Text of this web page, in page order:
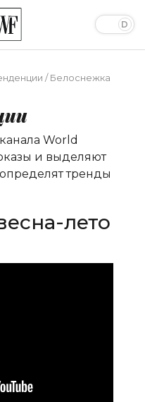
/Белоснежка
World
и выделяют
тренды
лето